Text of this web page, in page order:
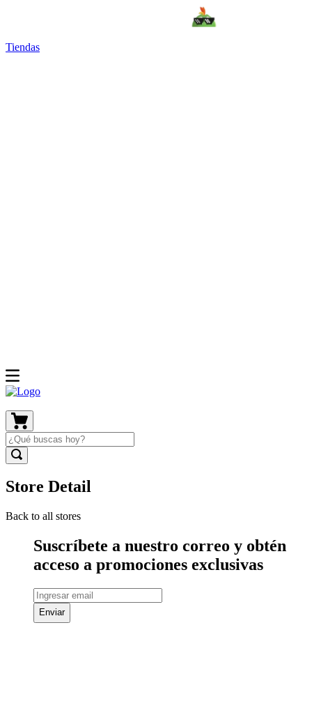
Tiendas
Store Detail
Back to all stores
Suscríbete a nuestro correo y obtén
acceso a promociones exclusivas
Enviar